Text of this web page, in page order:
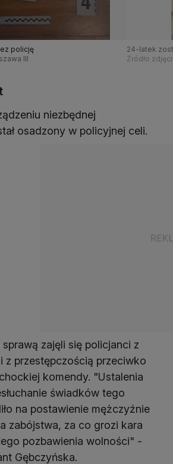
policję
III
24-latek
Źródło
niezbędnej
osadzony w policyjnej celi.
zajęli się policjanci z
z przestępczością przeciwko
komendy. "Ustalenia
świadków tego
na postawienie mężczyźnie
zabójstwa, za co grozi kara
pozbawienia wolności" -
Gębczyńska.